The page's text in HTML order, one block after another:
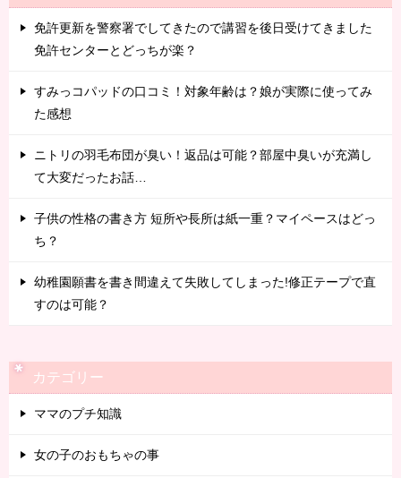
免許更新を警察署でしてきたので講習を後日受けてきました
免許センターとどっちが楽？
すみっコパッドの口コミ！対象年齢は？娘が実際に使ってみ
た感想
ニトリの羽毛布団が臭い！返品は可能？部屋中臭いが充満し
て大変だったお話…
子供の性格の書き方 短所や長所は紙一重？マイペースはどっ
ち？
幼稚園願書を書き間違えて失敗してしまった!修正テープで直
すのは可能？
カテゴリー
ママのプチ知識
女の子のおもちゃの事